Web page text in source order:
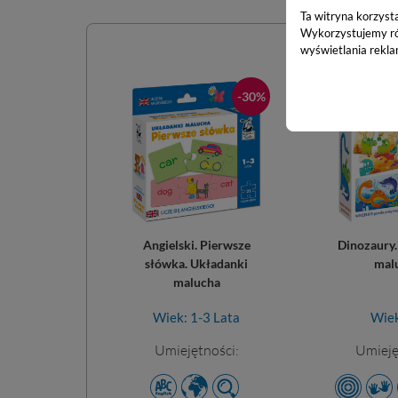
-30%
Angielski. Pierwsze
słówka. Układanki
malucha
Wiek: 1-3 Lata
Umiejętności:
Ta witryna
Wykorzystujemy
wyświetlania